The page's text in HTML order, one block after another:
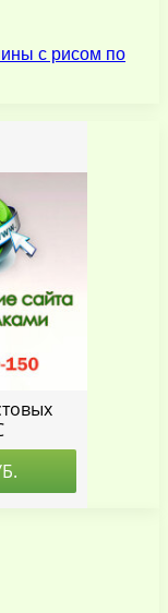
с рисом по